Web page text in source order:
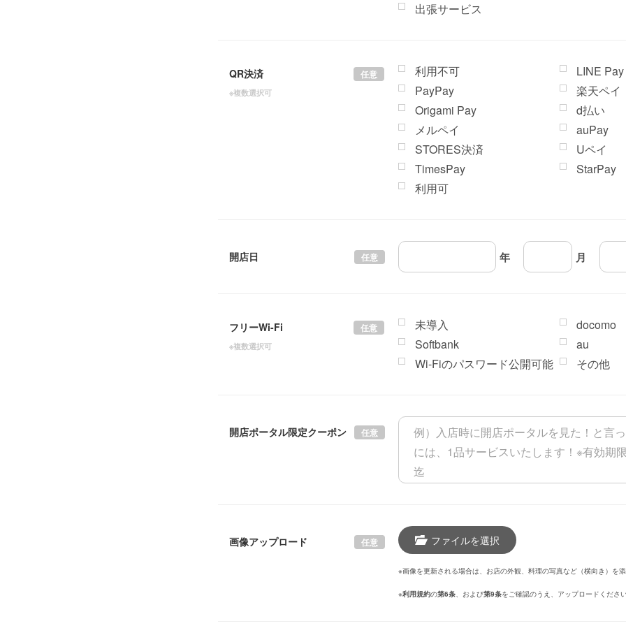
出張サービス
QR決済 任意
※複数選択可
利用不可
LINE Pay
PayPay
楽天ペイ
Origami Pay
d払い
メルペイ
auPay
STORES決済
Uペイ
TimesPay
StarPay
利用可
開店日 任意 年 月
フリーWi-Fi 任意
※複数選択可
未導入
docomo
Softbank
au
Wi-Fiのパスワード公開可能
その他
開店ポータル限定クーポン 任意
画像アップロード 任意 ファイルを選択
※画像を更新される場合は、お店の外観、料理の写真など（横向き）を
※利用規約の第6条、および第9条をご確認のうえ、アップロードくださ